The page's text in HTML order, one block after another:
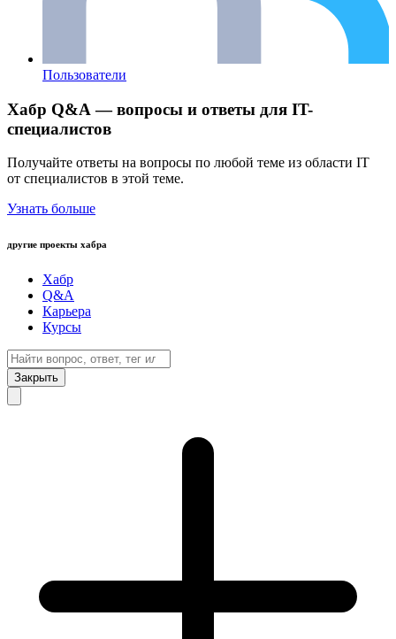
Пользователи
Хабр Q&A — вопросы и ответы для IT-
специалистов
Получайте ответы на вопросы по любой теме из области IT
от специалистов в этой теме.
Узнать больше
другие проекты хабра
Хабр
Q&A
Карьера
Курсы
Закрыть